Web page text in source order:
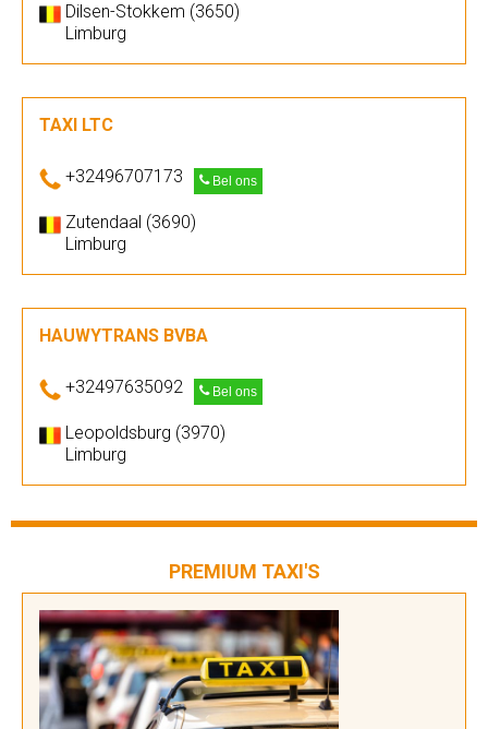
Dilsen-Stokkem (3650)
Limburg
TAXI LTC
+32496707173 Bel ons
Zutendaal (3690)
Limburg
HAUWYTRANS BVBA
+32497635092 Bel ons
Leopoldsburg (3970)
Limburg
PREMIUM TAXI'S